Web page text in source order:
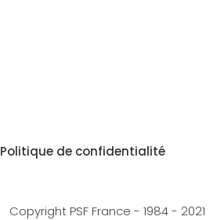
Politique de confidentialité
Copyright PSF France - 1984 - 2021